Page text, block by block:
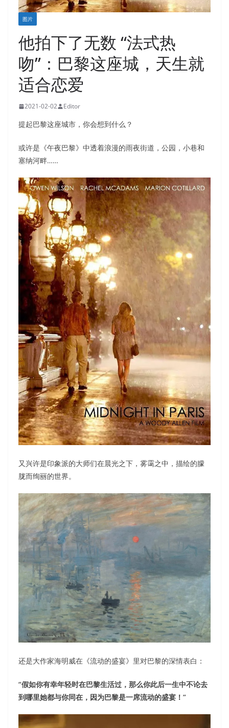
图片
他拍下了无数 “法式热
吻”：巴黎这座城，天生就
适合恋爱
2021-02-02 Editor
提起巴黎这座城市，你会想到什么？
或许是《午夜巴黎》中透着浪漫的雨夜街道，公园，小巷和
塞纳河畔……
又兴许是印象派的大师们在晨光之下，雾霭之中，描绘的朦
胧而绚丽的世界。
还是大作家海明威在《流动的盛宴》里对巴黎的深情表白：
“假如你有幸年轻时在巴黎生活过，那么你此后一生中不论去
到哪里她都与你同在，因为巴黎是一席流动的盛宴！”